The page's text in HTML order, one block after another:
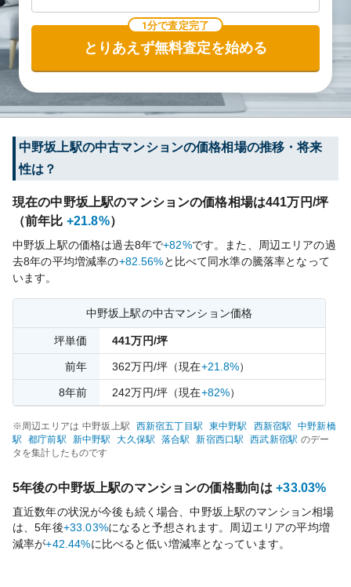
1分で査定完了
とりあえず無料査定を始める
中野坂上駅の中古マンションの価格相場の推移・将来
性は？
現在の中野坂上駅のマンションの価格相場は441万円/坪
（前年比 +21.8%）
中野坂上駅の価格は過去8年で+82%です。
また、周辺エリアの過
去8年の平均増減率の+82.56%と比べて同水準の騰落率となって
います。
中野坂上駅の中古マンション価格
坪単価 441万円/坪
前年 362万円/坪 （現在+21.8%）
8年前 242万円/坪 （現在+82%）
※周辺エリアは 中野坂上駅 西新宿五丁目駅 東中野駅 西新宿駅
中野新橋
駅
都庁前駅 新中野駅 大久保駅 落合駅 新宿西口駅 西武新宿駅 のデー
タを集計したものです
5年後の中野坂上駅のマンションの価格動向は +33.03%
直近数年の状況が今後も続く場合、中野坂上駅のマンション相場
は、5年後+33.03%になると予想されます。周辺エリアの平均増
減率が+42.44%に比べると低い増減率となっています。